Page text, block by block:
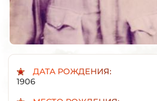
ДАТА РОЖДЕНИЯ:
1906